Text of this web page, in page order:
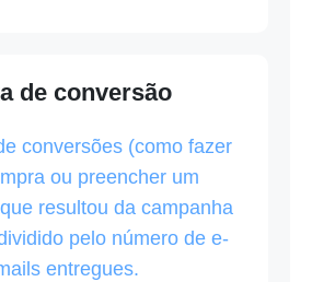
de conversão
conversões (como fazer
ou preencher um
resultou da campanha
pelo número de e-
entregues.